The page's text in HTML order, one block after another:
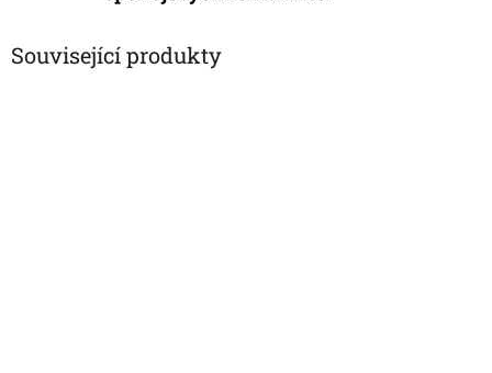
Související produkty